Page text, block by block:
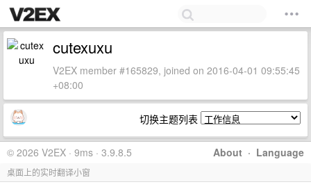
cutexuxu
V2EX member #165829, joined on 2016-04-01 09:55:45
+08:00
切换主题列表
About · Language
© 2026 V2EX · 9ms · 3.9.8.5
桌面上的实时翻译小窗